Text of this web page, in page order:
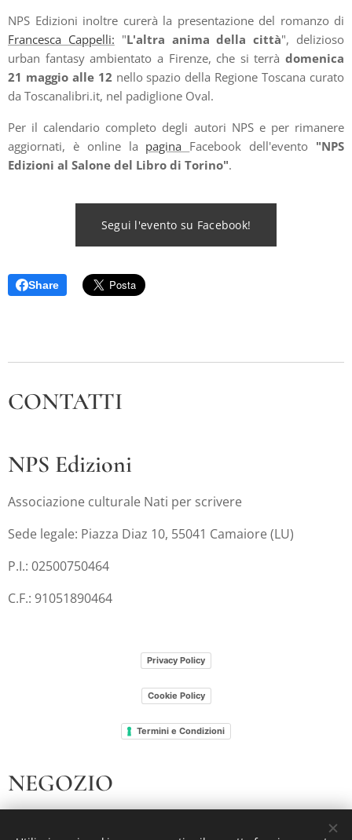
NPS Edizioni inoltre curerà la presentazione del romanzo di
Francesca Cappelli: "L'altra anima della città", delizioso
urban fantasy ambientato a Firenze, che si terrà domenica
21 maggio alle 12 nello spazio della Regione Toscana curato
da Toscanalibri.it, nel padiglione Oval.
Per il calendario completo degli autori NPS e per rimanere
aggiornati, è online la pagina Facebook dell'evento "NPS
Edizioni al Salone del Libro di Torino".
Segui l'evento su Facebook!
Share
CONTATTI
NPS Edizioni
Associazione culturale Nati per scrivere
Sede legale: Piazza Diaz 10, 55041 Camaiore (LU)
P.I.: 02500750464
C.F.: 91051890464
Privacy Policy
Cookie Policy
Termini e Condizioni
NEGOZIO